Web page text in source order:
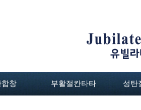
창 부활절칸타타 성탄